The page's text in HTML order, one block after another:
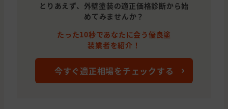
とりあえず、外壁塗装の適正価格診断から始
めてみませんか？
たった10秒であなたに会う優良塗
装業者を紹介！
今すぐ適正相場をチェックする